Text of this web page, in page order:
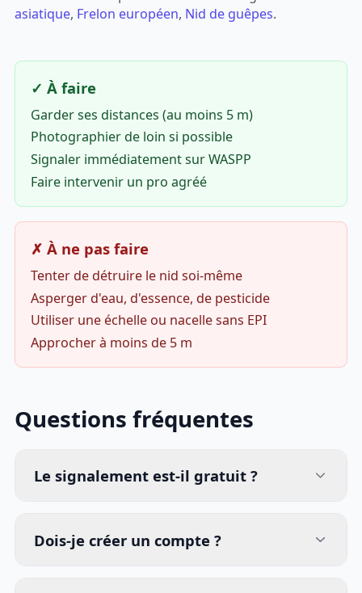
asiatique, Frelon européen, Nid de guêpes.
✓ À faire
Garder ses distances (au moins 5 m)
Photographier de loin si possible
Signaler immédiatement sur WASPP
Faire intervenir un pro agréé
✗ À ne pas faire
Tenter de détruire le nid soi-même
Asperger d'eau, d'essence, de pesticide
Utiliser une échelle ou nacelle sans EPI
Approcher à moins de 5 m
Questions fréquentes
Le signalement est-il gratuit ?
Dois-je créer un compte ?